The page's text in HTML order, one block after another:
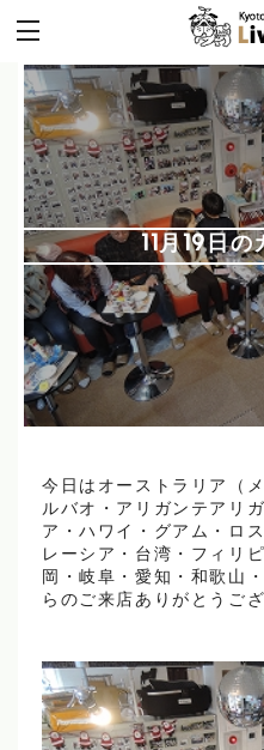
11月19日
今日はオーストラリア（
ルバオ・アリガンテアリ
ア・ハワイ・グアム・ロ
レーシア・台湾・フィリ
岡・岐阜・愛知・和歌山
らのご来店ありがとうご